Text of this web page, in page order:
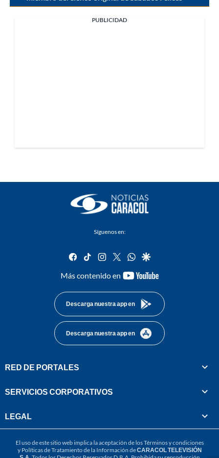
PUBLICIDAD
Síguenos en:
facebook
tiktok instagram
twitterwhatsapp
google
Más contenido en
youtube-
Descarga nuestra app en
Descarga nuestra app en
RED DE PORTALES
SERVICIOS CORPORATIVOS
LEGAL
El uso de este sitio web implica la aceptación de losTérminos y condiciones
y Políticas de Tratamiento de la Información deCARACOL TELEVISIÓN